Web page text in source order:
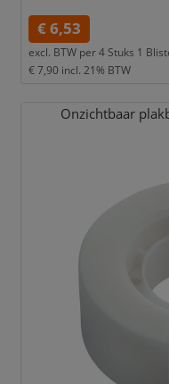
€ 6,53
excl. BTW per4 Stuks 1
€ 7,90 incl. 21% BTW
Onzichtbaar